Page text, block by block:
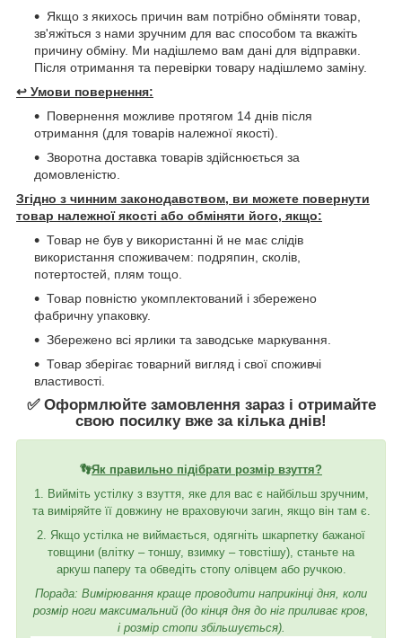
Якщо з якихось причин вам потрібно обміняти товар,
зв'яжіться з нами зручним для вас способом та вкажіть
причину обміну. Ми надішлемо вам дані для відправки.
Після отримання та перевірки товару надішлемо заміну.
↩️ Умови повернення:
Повернення можливе протягом 14 днів після
отримання (для товарів належної якості).
Зворотна доставка товарів здійснюється за
домовленістю.
Згідно з чинним законодавством, ви можете повернути
товар належної якості або обміняти його, якщо:
Товар не був у використанні й не має слідів
використання споживачем: подряпин, сколів,
потертостей, плям тощо.
Товар повністю укомплектований і збережено
фабричну упаковку.
Збережено всі ярлики та заводське маркування.
Товар зберігає товарний вигляд і свої споживчі
властивості.
✅ Оформлюйте замовлення зараз і отримайте
свою посилку вже за кілька днів!
👣Як правильно підібрати розмір взуття?
1. Вийміть устілку з взуття, яке для вас є найбільш зручним,
та виміряйте її довжину не враховуючи загин, якщо він там є.
2. Якщо устілка не виймається, одягніть шкарпетку бажаної
товщини (влітку – тоншу, взимку – товстішу), станьте на
аркуш паперу та обведіть стопу олівцем або ручкою.
Порада: Вимірювання краще проводити наприкінці дня, коли
розмір ноги максимальний (до кінця дня до ніг приливає кров,
і розмір стопи збільшується).